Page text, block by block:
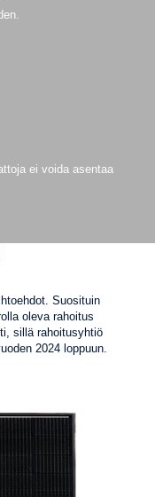
ei voida asentaa
Suosituin
oleva rahoitus
sillä rahoitusyhtiö
2024 loppuun.